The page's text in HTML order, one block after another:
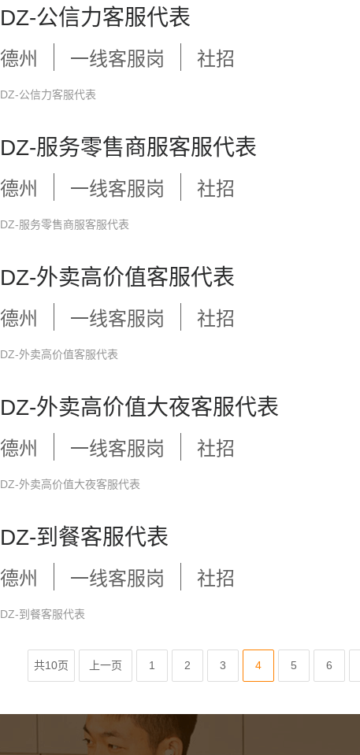
DZ-公信力客服代表
德州 一线客服岗 社招
DZ-公信力客服代表
DZ-服务零售商服客服代表
德州 一线客服岗 社招
DZ-服务零售商服客服代表
DZ-外卖高价值客服代表
德州 一线客服岗 社招
DZ-外卖高价值客服代表
DZ-外卖高价值大夜客服代表
德州 一线客服岗 社招
DZ-外卖高价值大夜客服代表
DZ-到餐客服代表
德州 一线客服岗 社招
DZ-到餐客服代表
共10页 上一页 1 2 3 4 5 6